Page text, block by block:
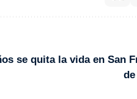
se quita la vida en San